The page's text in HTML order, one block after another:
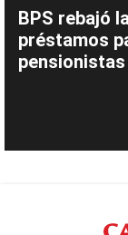
BPS rebajó
préstamos
pensionistas